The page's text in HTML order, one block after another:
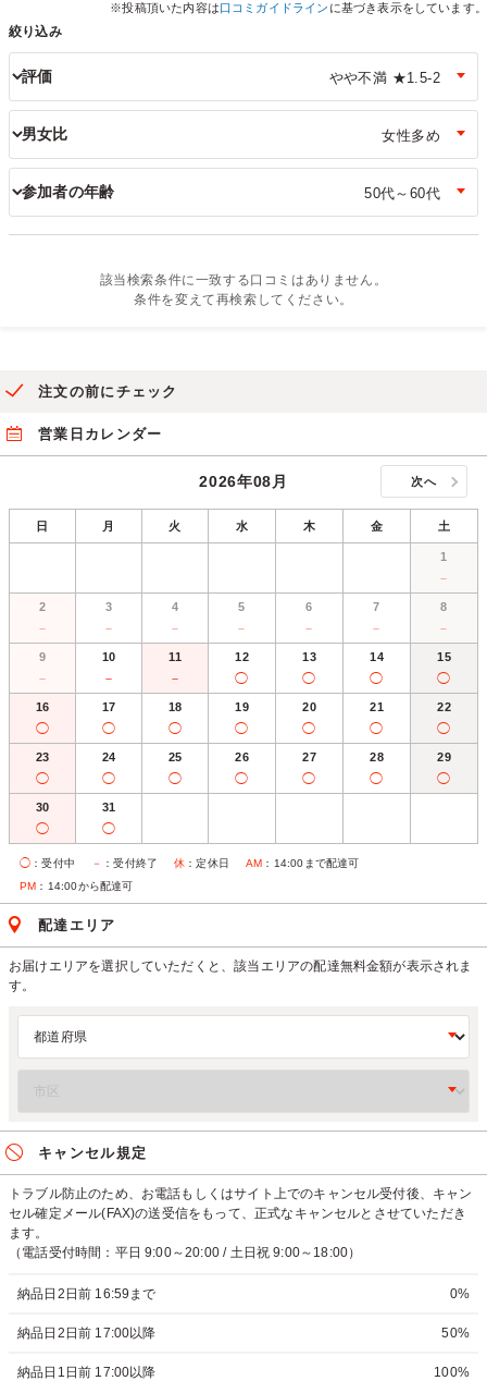
※投稿頂いた内容は口コミガイドライン に基づき表示をしています。
絞り込み
評価
男女比
参加者の年齢
該当検索条件に一致する口コミはありません。
条件を変えて再検索してください。
注文の前にチェック
営業日カレンダー
2026年08月 次へ
日 月 火 水 木 金 土
1
－
2
－
3
－
4
－
5
－
6
－
7
－
8
－
9
－
10
－
11
－
12
◯
13
◯
14
◯
15
◯
16
◯
17
◯
18
◯
19
◯
20
◯
21
◯
22
◯
23
◯
24
◯
25
◯
26
◯
27
◯
28
◯
29
◯
30
◯
31
◯
◯ ：受付中 － ：受付終了 休 ：定休日 AM ：14:00まで配達可
PM ：14:00から配達可
配達エリア
お届けエリアを選択していただくと、該当エリアの配達無料金額が表示されま
す。
キャンセル規定
トラブル防止のため、お電話もしくはサイト上でのキャンセル受付後、キャン
セル確定メール(FAX)の送受信をもって、正式なキャンセルとさせていただき
ます。
（電話受付時間：平日 9:00～20:00 / 土日祝 9:00～18:00）
納品日2日前 16:59まで 0%
納品日2日前 17:00以降 50%
納品日1日前 17:00以降 100%